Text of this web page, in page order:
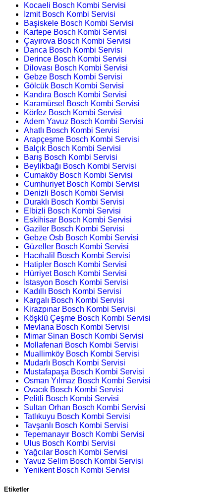
Kocaeli Bosch Kombi Servisi
İzmit Bosch Kombi Servisi
Başiskele Bosch Kombi Servisi
Kartepe Bosch Kombi Servisi
Çayırova Bosch Kombi Servisi
Darıca Bosch Kombi Servisi
Derince Bosch Kombi Servisi
Dilovası Bosch Kombi Servisi
Gebze Bosch Kombi Servisi
Gölcük Bosch Kombi Servisi
Kandıra Bosch Kombi Servisi
Karamürsel Bosch Kombi Servisi
Körfez Bosch Kombi Servisi
Adem Yavuz Bosch Kombi Servisi
Ahatlı Bosch Kombi Servisi
Arapçeşme Bosch Kombi Servisi
Balçık Bosch Kombi Servisi
Barış Bosch Kombi Servisi
Beylikbağı Bosch Kombi Servisi
Cumaköy Bosch Kombi Servisi
Cumhuriyet Bosch Kombi Servisi
Denizli Bosch Kombi Servisi
Duraklı Bosch Kombi Servisi
Elbizli Bosch Kombi Servisi
Eskihisar Bosch Kombi Servisi
Gaziler Bosch Kombi Servisi
Gebze Osb Bosch Kombi Servisi
Güzeller Bosch Kombi Servisi
Hacıhalil Bosch Kombi Servisi
Hatipler Bosch Kombi Servisi
Hürriyet Bosch Kombi Servisi
İstasyon Bosch Kombi Servisi
Kadıllı Bosch Kombi Servisi
Kargalı Bosch Kombi Servisi
Kirazpınar Bosch Kombi Servisi
Köşklü Çeşme Bosch Kombi Servisi
Mevlana Bosch Kombi Servisi
Mimar Sinan Bosch Kombi Servisi
Mollafenari Bosch Kombi Servisi
Muallimköy Bosch Kombi Servisi
Mudarlı Bosch Kombi Servisi
Mustafapaşa Bosch Kombi Servisi
Osman Yılmaz Bosch Kombi Servisi
Ovacık Bosch Kombi Servisi
Pelitli Bosch Kombi Servisi
Sultan Orhan Bosch Kombi Servisi
Tatlıkuyu Bosch Kombi Servisi
Tavşanlı Bosch Kombi Servisi
Tepemanayır Bosch Kombi Servisi
Ulus Bosch Kombi Servisi
Yağcılar Bosch Kombi Servisi
Yavuz Selim Bosch Kombi Servisi
Yenikent Bosch Kombi Servisi
Etiketler